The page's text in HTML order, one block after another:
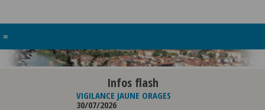
≡
Infos flash
VIGILANCE JAUNE ORAGES
30/07/2026